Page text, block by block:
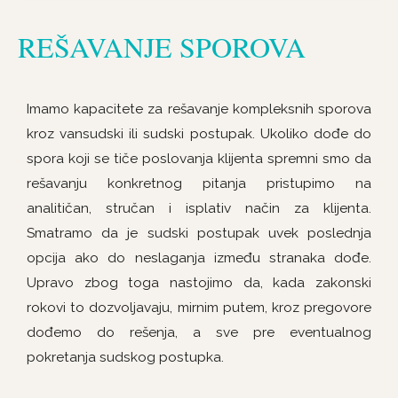
REŠAVANJE SPOROVA
Imamo kapacitete za rešavanje kompleksnih sporova
kroz vansudski ili sudski postupak. Ukoliko dođe do
spora koji se tiče poslovanja klijenta spremni smo da
rešavanju konkretnog pitanja pristupimo na
analitičan, stručan i isplativ način za klijenta.
Smatramo da je sudski postupak uvek poslednja
opcija ako do neslaganja između stranaka dođe.
Upravo zbog toga nastojimo da, kada zakonski
rokovi to dozvoljavaju, mirnim putem, kroz pregovore
dođemo do rešenja, a sve pre eventualnog
pokretanja sudskog postupka.